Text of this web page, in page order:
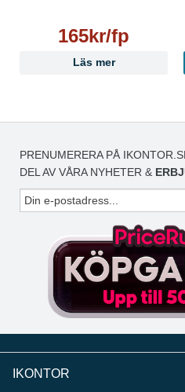
165kr/fp
Läs mer
PRENUMERERA PÅ
DEL AV VÅRA NYHETER &
IKONTOR